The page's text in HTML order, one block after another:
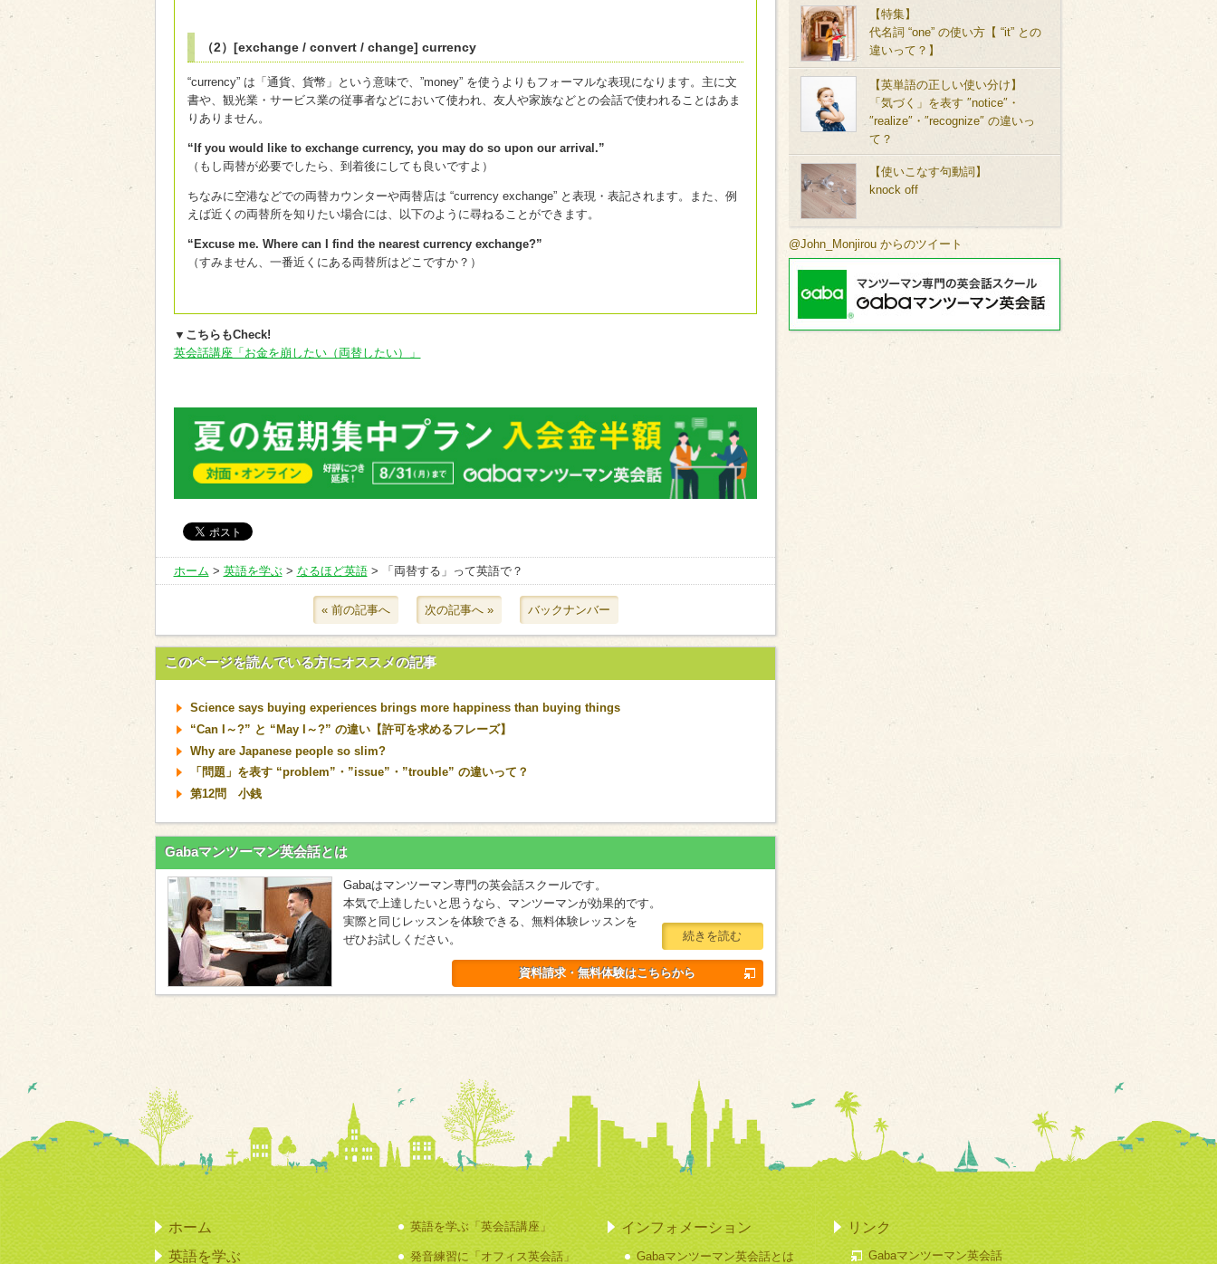
（2）[exchange / convert / change] currency
“currency” は「通貨、貨幣」という意味で、”money” を使うよりもフォーマルな表現になります。主に文
書や、観光業・サービス業の従事者などにおいて使われ、友人や家族などとの会話で使われることはあま
りありません。
“If you would like to exchange currency, you may do so upon our arrival.”
（もし両替が必要でしたら、到着後にしても良いですよ）
ちなみに空港などでの両替カウンターや両替店は “currency exchange” と表現・表記されます。また、例
えば近くの両替所を知りたい場合には、以下のように尋ねることができます。
“Excuse me. Where can I find the nearest currency exchange?”
（すみません、一番近くにある両替所はどこですか？）
▼こちらもCheck!
英会話講座「お金を崩したい（両替したい）」
ホーム > 英語を学ぶ> なるほど英語> 「両替する」って英語で？
« 前の記事へ 次の記事へ » バックナンバー
このページを読んでいる方にオススメの記事
Science says buying experiences brings more happiness than buying things
“Can I～?” と “May I～?” の違い【許可を求めるフレーズ】
Why are Japanese people so slim?
「問題」を表す “problem”・”issue”・”trouble” の違いって？
第12問 小銭
Gabaマンツーマン英会話とは
Gabaはマンツーマン専門の英会話スクールです。
本気で上達したいと思うなら、マンツーマンが効果的です。
実際と同じレッスンを体験できる、無料体験レッスンを
ぜひお試しください。
続きを読む
資料請求・無料体験はこちらから
【特集】
代名詞 “one” の使い方【 “it” との
違いって？】
【英単語の正しい使い分け】
「気づく」を表す ″notice″・
″realize″・″recognize″ の違いっ
て？
【使いこなす句動詞】
knock off
@John_Monjirou からのツイート
ホーム
英語を学ぶ
英語を学ぶ「英会話講座」
発音練習に「オフィス英会話」
インフォメーション
Gabaマンツーマン英会話とは
リンク
Gabaマンツーマン英会話